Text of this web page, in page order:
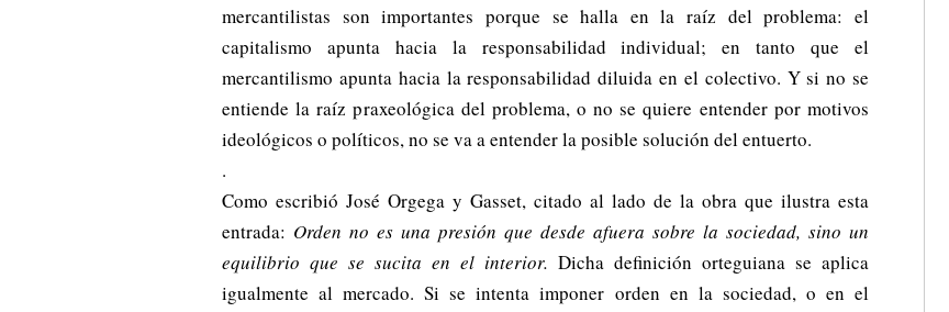
mercantilistas son importantes porque se halla en la raíz del problema: el
capitalismo apunta hacia la responsabilidad individual; en tanto que el
mercantilismo apunta hacia la responsabilidad diluida en el colectivo. Y si no se
entiende la raíz praxeológica del problema, o no se quiere entender por motivos
ideológicos o políticos, no se va a entender la posible solución del entuerto.
.
Como escribió José Orgega y Gasset, citado al lado de la obra que ilustra esta
entrada: Orden no es una presión que desde afuera sobre la sociedad, sino un
equilibrio que se sucita en el interior. Dicha definición orteguiana se aplica
igualmente al mercado. Si se intenta imponer orden en la sociedad, o en el